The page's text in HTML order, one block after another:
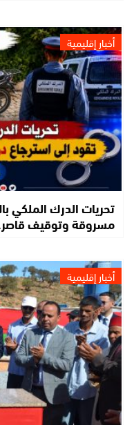
أخبار إقليمية
تحريات الدرك الملكي
مسروقة وتوقيف
أخبار إقليمية